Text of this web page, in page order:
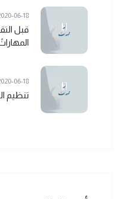
06-18
قبل
06-18
تنظيم